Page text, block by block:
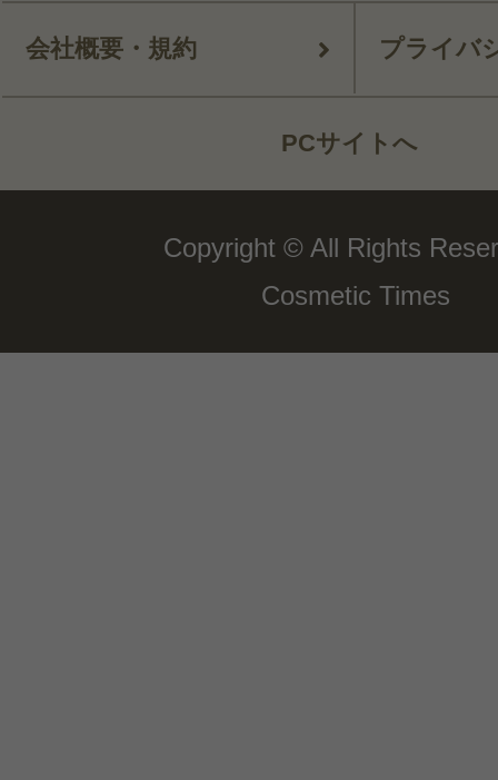
会社概要・規約 プライバ
PCサイトへ
Copyright © All Rights
Cosmetic Times